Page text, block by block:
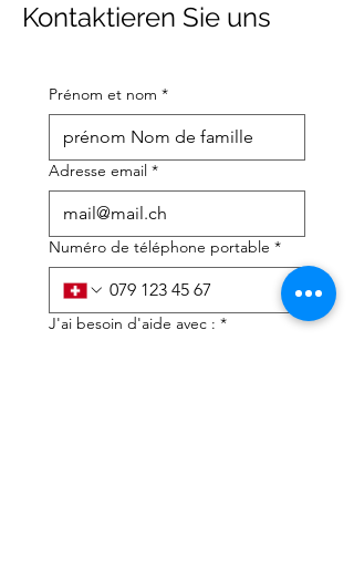
Kontaktieren Sie uns
Prénom et nom *
Adresse email *
Numéro de téléphone portable *
J'ai besoin d'aide avec : *